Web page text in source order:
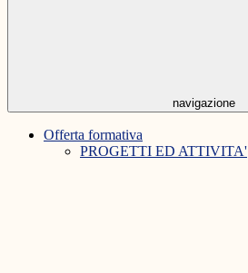
navigazione
Offerta formativa
PROGETTI ED ATTIVITA'